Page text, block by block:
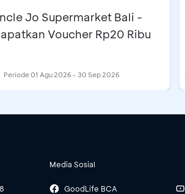
Jo Supermarket Bali -
Voucher Rp20 Ribu
Periode01 Agu 2026 - 30 Sep 2026
Media Sosial
GoodLife BCA